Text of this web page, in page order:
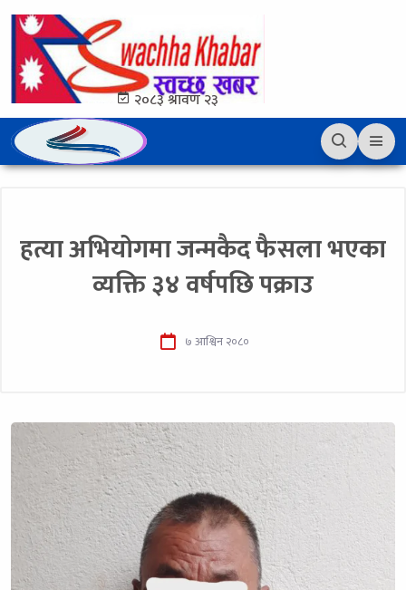
२०८३ श्रावण २३
हत्या अभियोगमा जन्मकैद फैसला भएका
व्यक्ति ३४ वर्षपछि पक्राउ
७ आश्विन २०८०